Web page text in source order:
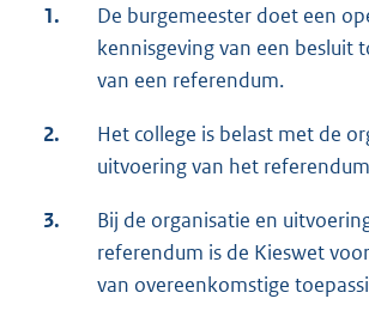
1.
De burgemeester doet een
kennisgeving van een besluit
van een referendum.
2.
Het college is belast met de
uitvoering van het
3.
Bij de organisatie en
referendum is de Kieswet
van overeenkomstige